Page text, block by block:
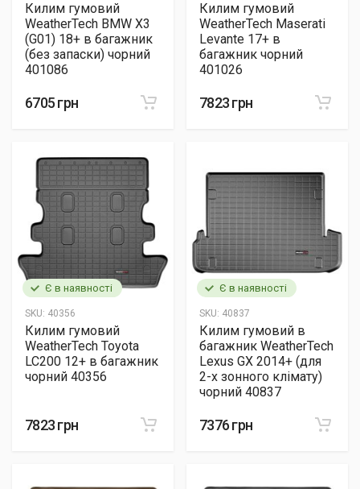
Килим гумовий
WeatherTech BMW X3
(G01) 18+ в багажник
(без запаски) чорний
401086
6705 грн
Килим гумовий
WeatherTech Maserati
Levante 17+ в
багажник чорний
401026
7823 грн
Є в наявності
SKU: 40356
Килим гумовий
WeatherTech Toyota
LC200 12+ в багажник
чорний 40356
7823 грн
Є в наявності
SKU: 40837
Килим гумовий в
багажник WeatherTech
Lexus GX 2014+ (для
2-х зонного клімату)
чорний 40837
7376 грн